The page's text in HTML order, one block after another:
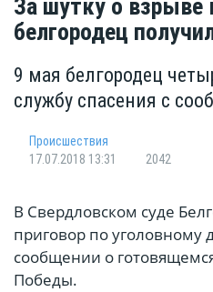
За шутку о взрыве
белгородец
9 мая белгородец
службу спасения с
Происшествия
17.07.2018 13:31
2042
В Свердловском суде
приговор по уголовному
сообщении о
Победы.